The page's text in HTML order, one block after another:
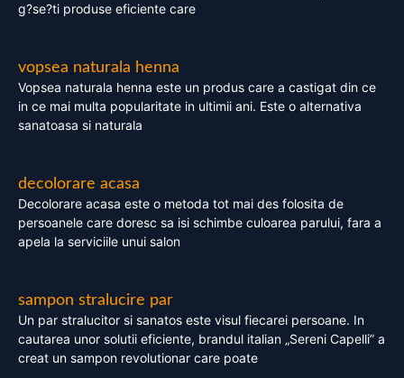
g?se?ti produse eficiente care
vopsea naturala henna
Vopsea naturala henna este un produs care a castigat din ce
in ce mai multa popularitate in ultimii ani. Este o alternativa
sanatoasa si naturala
decolorare acasa
Decolorare acasa este o metoda tot mai des folosita de
persoanele care doresc sa isi schimbe culoarea parului, fara a
apela la serviciile unui salon
sampon stralucire par
Un par stralucitor si sanatos este visul fiecarei persoane. In
cautarea unor solutii eficiente, brandul italian „Sereni Capelli” a
creat un sampon revolutionar care poate